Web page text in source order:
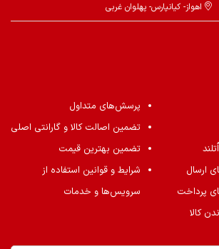
اهواز- کیانپارس- پهلوان غربی
ارسال
پرداخت
کالا
پرسش‌های متداول
تضمین اصالت کالا و گارانتی اصلی
تضمین بهترین قیمت
شرایط و قوانین استفاده از
سرویس‌ها و خدمات